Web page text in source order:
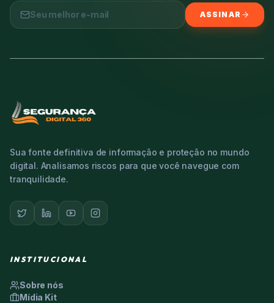
ASSINAR
Sua fonte definitiva de informação e proteção no mundo
digital. Analisamos riscos para que você navegue com
tranquilidade.
INSTITUCIONAL
Sobre nós
Mídia Kit